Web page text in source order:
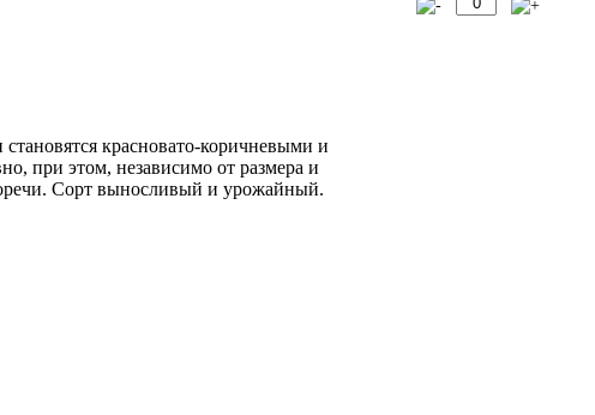
красновато-коричневыми и
при этом, независимо от размера и
Сорт выносливый и урожайный.